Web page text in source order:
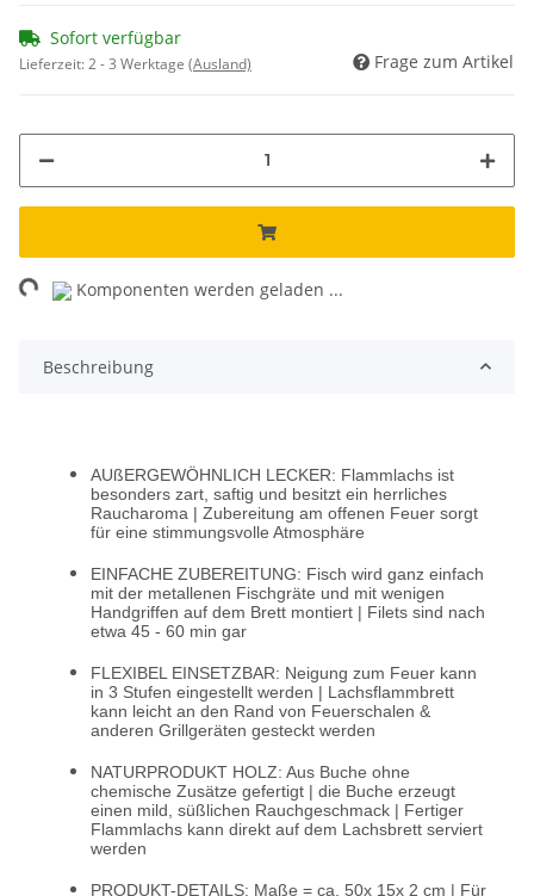
Sofort verfügbar
Lieferzeit:2 - 3 Werktage (Ausland) Frage zum Artikel
Komponenten werden geladen ...
Beschreibung
AUßERGEWÖHNLICH LECKER: Flammlachs ist
besonders zart, saftig und besitzt ein herrliches
Raucharoma | Zubereitung am offenen Feuer sorgt
für eine stimmungsvolle Atmosphäre
EINFACHE ZUBEREITUNG: Fisch wird ganz einfach
mit der metallenen Fischgräte und mit wenigen
Handgriffen auf dem Brett montiert | Filets sind nach
etwa 45 - 60 min gar
FLEXIBEL EINSETZBAR: Neigung zum Feuer kann
in 3 Stufen eingestellt werden | Lachsflammbrett
kann leicht an den Rand von Feuerschalen &
anderen Grillgeräten gesteckt werden
NATURPRODUKT HOLZ: Aus Buche ohne
chemische Zusätze gefertigt | die Buche erzeugt
einen mild, süßlichen Rauchgeschmack | Fertiger
Flammlachs kann direkt auf dem Lachsbrett serviert
werden
PRODUKT-DETAILS: Maße = ca. 50x 15x 2 cm | Für